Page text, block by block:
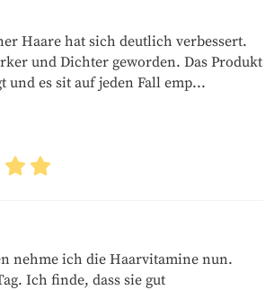
Haare hat sich deutlich verbessert.
und Dichter geworden. Das Produkt
und es sit auf jeden Fall emp...
nehme ich die Haarvitamine nun.
Ich finde, dass sie gut